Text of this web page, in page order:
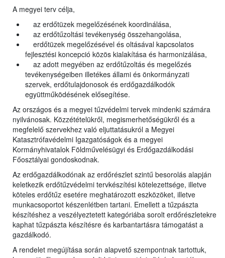
A megyei terv célja,
az erdőtüzek megelőzésének koordinálása,
az erdőtűzoltási tevékenység összehangolása,
erdőtüzek megelőzésével és oltásával kapcsolatos
fejlesztési koncepció közös kialakítása és harmonizálása,
az adott megyében az erdőtűzoltás és megelőzés
tevékenységeiben illetékes állami és önkormányzati
szervek, erdőtulajdonosok és erdőgazdálkodók
együttműködésének elősegítése.
Az országos és a megyei tűzvédelmi tervek mindenki számára
nyilvánosak. Közzétételükről, megismerhetőségükről és a
megfelelő szervekhez való eljuttatásukról a Megyei
Katasztrófavédelmi Igazgatóságok és a megyei
Kormányhivatalok Földművelésügyi és Erdőgazdálkodási
Főosztályai gondoskodnak.
Az erdőgazdálkodónak az erdőrészlet szintű besorolás alapján
keletkezik erdőtűzvédelmi tervkészítési kötelezettsége, illetve
köteles erdőtűz esetére meghatározott eszközöket, illetve
munkacsoportot készenlétben tartani. Emellett a tűzpászta
készítéshez a veszélyeztetett kategóriába sorolt erdőrészletekre
kaphat tűzpászta készítésre és karbantartásra támogatást a
gazdálkodó.
A rendelet megújítása során alapvető szempontnak tartottuk,